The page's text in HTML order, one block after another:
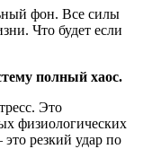
фон. Все силы
Что будет если
полный хаос.
Это
физиологических
резкий удар по